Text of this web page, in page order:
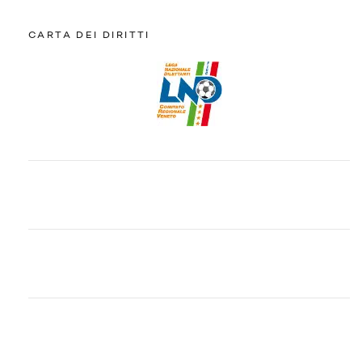
CARTA DEI DIRITTI